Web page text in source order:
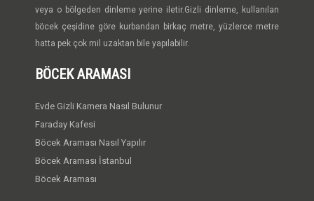
veya o bölgeden dinleme yerine iletir.Gizli dinleme, kullanılan
böcek çeşidine göre kurbandan birkaç metre, yüzlerce metre
hatta pek çok mil uzaktan bile yapılabilir.
BÖCEK ARAMASI
Evde Gizli Kamera Nasıl Bulunur
Faraday Kafesi
Böcek Araması Nasıl Yapılır
Böcek Araması İstanbul
Böcek Araması